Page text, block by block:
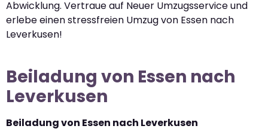
Abwicklung. Vertraue auf Neuer Umzugsservice und
erlebe einen stressfreien Umzug von Essen nach
Leverkusen!
Beiladung von Essen nach
Leverkusen
Beiladung von Essen nach Leverkusen